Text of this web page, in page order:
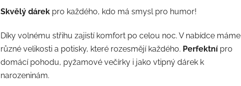
Skvělý dárek pro každého, kdo má smysl pro humor!
Díky volnému střihu zajistí komfort po celou noc. V nabídce máme
různé velikosti a potisky, které rozesmějí každého. Perfektní pro
domácí pohodu, pyžamové večírky i jako vtipný dárek k
narozeninám.